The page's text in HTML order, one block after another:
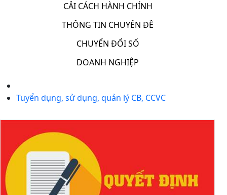
CẢI CÁCH HÀNH CHÍNH
THÔNG TIN CHUYÊN ĐỀ
CHUYỂN ĐỔI SỐ
DOANH NGHIỆP
Tuyển dụng, sử dụng, quản lý CB, CCVC